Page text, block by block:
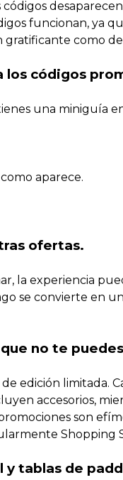
funcionan, ya
gratificante como
códigos
una miniguía
aparece.
ofertas.
la experiencia
se convierte en
no te
edición limitada.
accesorios,
son
Shopping
tablas de